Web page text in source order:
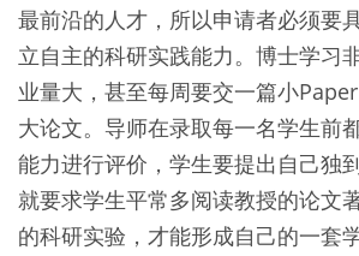
最前沿的人才，所以申请者必须要
立自主的科研实践能力。博士学习
业量大，甚至每周要交一篇小
大论文。导师在录取每一名学生前
能力进行评价，学生要提出自己独
就要求学生平常多阅读教授的论文
的科研实验，才能形成自己的一套